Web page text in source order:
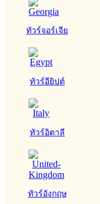
ทัวร์จอร์เจีย
ทัวร์อียิปต์
ทัวร์อิตาลี
ทัวร์อังกฤษ